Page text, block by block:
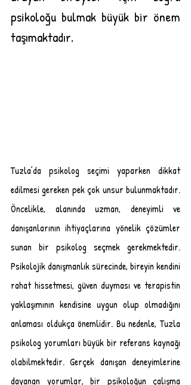
psikoloğu bulmak büyük bir önem
taşımaktadır.
Tuzla’da psikolog seçimi yaparken dikkat
edilmesi gereken pek çok unsur bulunmaktadır.
Öncelikle, alanında uzman, deneyimli ve
danışanlarının ihtiyaçlarına yönelik çözümler
sunan bir psikolog seçmek gerekmektedir.
Psikolojik danışmanlık sürecinde, bireyin kendini
rahat hissetmesi, güven duyması ve terapistin
yaklaşımının kendisine uygun olup olmadığını
anlaması oldukça önemlidir. Bu nedenle, Tuzla
psikolog yorumları büyük bir referans kaynağı
olabilmektedir. Gerçek danışan deneyimlerine
dayanan yorumlar, bir psikoloğun çalışma